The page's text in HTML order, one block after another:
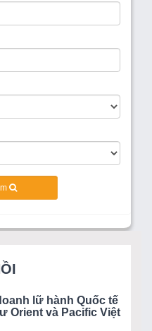
lữ hành Quốc tế
Orient và Pacific Việt